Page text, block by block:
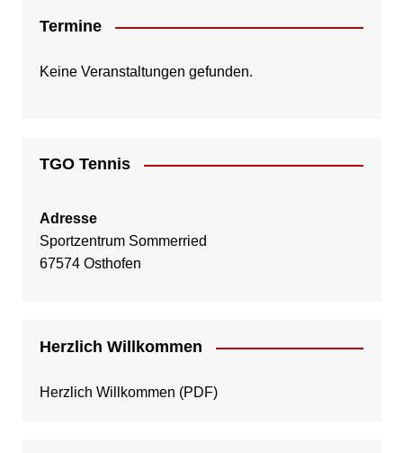
Termine
Keine Veranstaltungen gefunden.
TGO Tennis
Adresse
Sportzentrum Sommerried
67574 Osthofen
Herzlich Willkommen
Herzlich Willkommen (PDF)